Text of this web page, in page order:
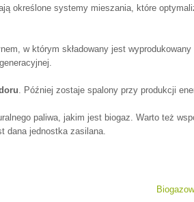
określone systemy mieszania, które
w którym składowany jest
. Później zostaje spalony przy produkcji
paliwa, jakim jest biogaz. Warto też
dana jednostka zasilana.